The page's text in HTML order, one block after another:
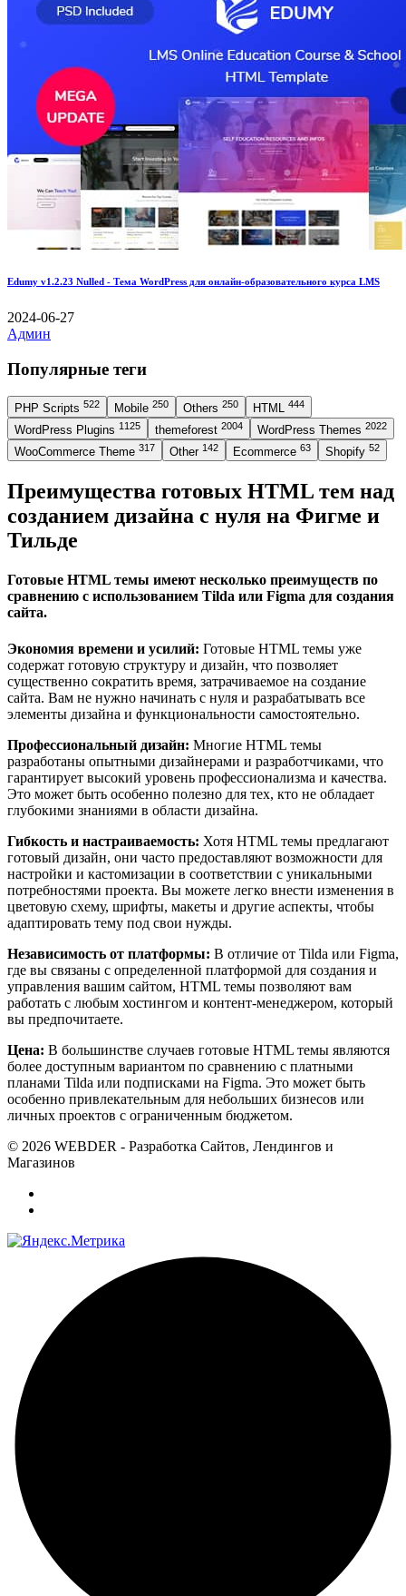
Edumy v1.2.23 Nulled - Тема WordPress для онлайн-образовательного курса LMS
2024-06-27
Админ
Популярные теги
PHP Scripts 522 Mobile 250 Others 250 HTML 444
WordPress Plugins 1125 themeforest 2004 WordPress Themes 2022
WooCommerce Theme 317 Other 142 Ecommerce 63 Shopify 52
Преимущества готовых HTML тем над
созданием дизайна с нуля на Фигме и
Тильде
Готовые HTML темы имеют несколько преимуществ по
сравнению с использованием Tilda или Figma для создания
сайта.
Экономия времени и усилий: Готовые HTML темы уже
содержат готовую структуру и дизайн, что позволяет
существенно сократить время, затрачиваемое на создание
сайта. Вам не нужно начинать с нуля и разрабатывать все
элементы дизайна и функциональности самостоятельно.
Профессиональный дизайн: Многие HTML темы
разработаны опытными дизайнерами и разработчиками, что
гарантирует высокий уровень профессионализма и качества.
Это может быть особенно полезно для тех, кто не обладает
глубокими знаниями в области дизайна.
Гибкость и настраиваемость: Хотя HTML темы предлагают
готовый дизайн, они часто предоставляют возможности для
настройки и кастомизации в соответствии с уникальными
потребностями проекта. Вы можете легко внести изменения в
цветовую схему, шрифты, макеты и другие аспекты, чтобы
адаптировать тему под свои нужды.
Независимость от платформы: В отличие от Tilda или Figma,
где вы связаны с определенной платформой для создания и
управления вашим сайтом, HTML темы позволяют вам
работать с любым хостингом и контент-менеджером, который
вы предпочитаете.
Цена: В большинстве случаев готовые HTML темы являются
более доступным вариантом по сравнению с платными
планами Tilda или подписками на Figma. Это может быть
особенно привлекательным для небольших бизнесов или
личных проектов с ограниченным бюджетом.
© 2026 WEBDER - Разработка Сайтов, Лендингов и
Магазинов